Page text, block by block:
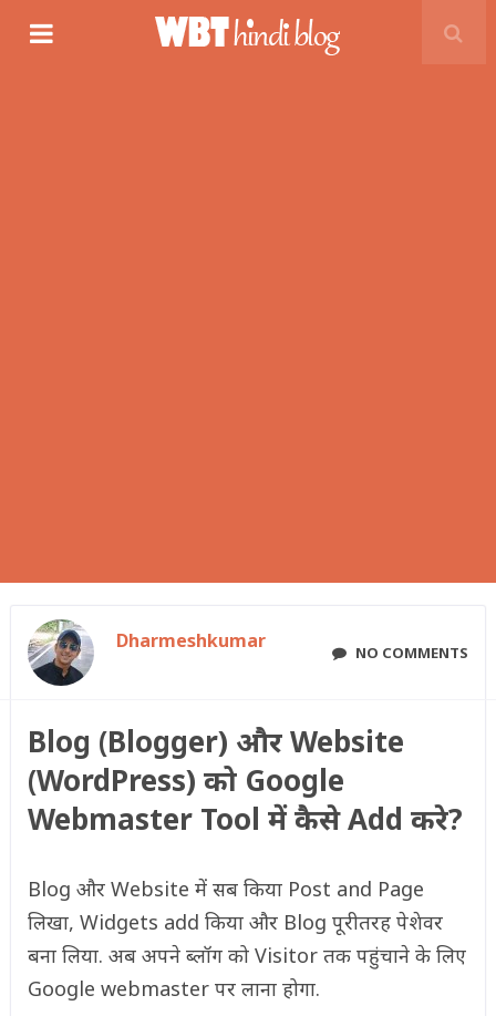
Dharmeshkumar NO COMMENTS
Blog (Blogger) और Website
(WordPress) को Google
Webmaster Tool में कैसे Add करे?
Blog और Website में सब किया Post and Page
लिखा, Widgets add किया और Blog पूरीतरह पेशेवर
बना लिया. अब अपने ब्लॉग को Visitor तक पहुंचाने के लिए
Google webmaster पर लाना होगा.